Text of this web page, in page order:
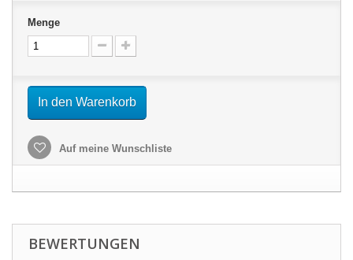
Menge
In den Warenkorb
Auf meine Wunschliste
BEWERTUNGEN